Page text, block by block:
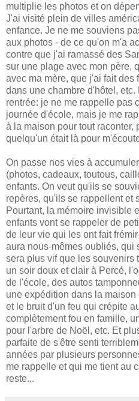
multiplie les photos et on
J'ai visité plein de villes
enfance. Je ne me souviens
aux photos - de ce qu'on m'a
contre que j'ai ramassé des
sur une plage avec mon père,
avec ma mère, que j'ai fait des
dans une chambre d'hôtel, etc.
rentrée: je ne me rappelle pas
journée d'école, mais je me
à la maison pour tout raconter,
quelqu'un était là pour
On passe nos vies à
(photos, cadeaux, toutous,
enfants. On veut qu'ils se
repères, qu'ils se rappellent et
Pourtant, la mémoire invisible
enfants vont se rappeler de
de leur vie qui les ont fait
aura nous-mêmes oubliés, qui
sera plus vif que les souvenirs
un soir doux et clair à Percé,
de l'école, des autos
une expédition dans la
et le bruit d'un feu qui crépite
complètement fou en famille,
pour l'arbre de Noël, etc. Et
parfaite de s'être senti
années par plusieurs
me rappelle et qui me tient au
reste...